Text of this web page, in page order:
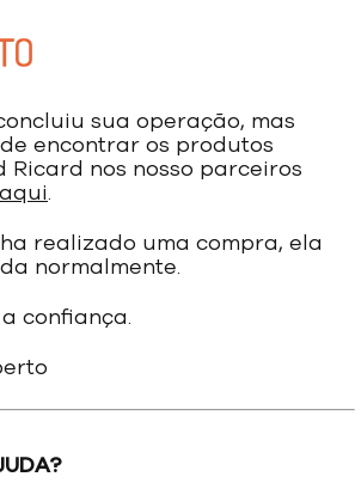
sua operação, mas
encontrar os produtos
Ricard nos nosso parceiros
aqui.
realizado uma compra, ela
normalmente.
confiança.